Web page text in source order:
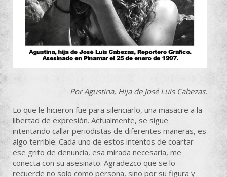
Por Agustina, Hija de José Luis Cabezas.
Lo que le hicieron fue para silenciarlo, una masacre a la
libertad de expresión. Actualmente, se sigue
intentando callar periodistas de diferentes maneras, es
algo terrible. Cada uno de estos intentos de coartar
ese grito de denuncia, esa mirada necesaria, me
conecta con su asesinato. Agradezco que se lo
recuerde no solo como persona, sino por su figura y